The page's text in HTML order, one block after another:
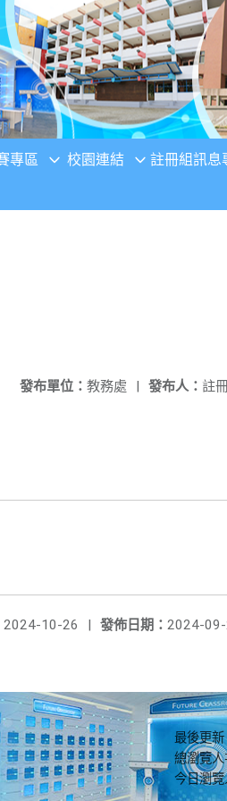
專區 校園連結 註冊組訊息
發布人： 註
發布單位： 教務處 |
發佈日期： 2024-
2024-10-26 |
最後更新
總瀏覽人
今日瀏